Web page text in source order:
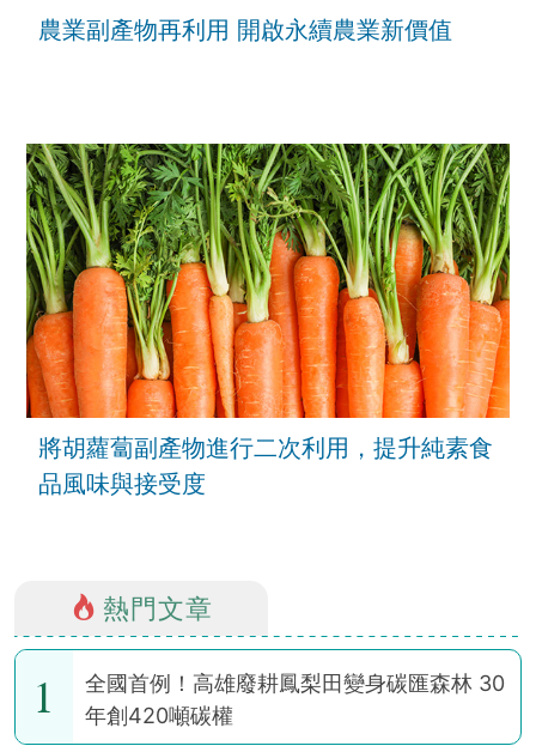
農業副產物再利用 開啟永續農業新價值
將胡蘿蔔副產物進行二次利用，提升純素食
品風味與接受度
熱門文章
1
全國首例！高雄廢耕鳳梨田變身碳匯森林 30
年創420噸碳權